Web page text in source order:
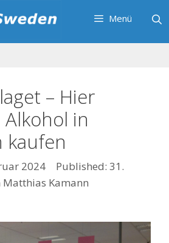
Menü
– Hier
in
kaufen
2024
31.
Matthias Kamann